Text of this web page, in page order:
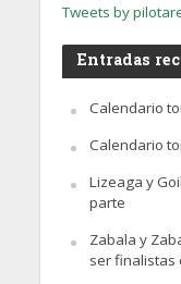
Tweets by
Entradas
Calendario
Calendario
Lizeaga y
parte
Zabala y
ser finalistas